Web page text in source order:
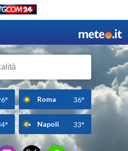
Roma 36°
Napoli 33°